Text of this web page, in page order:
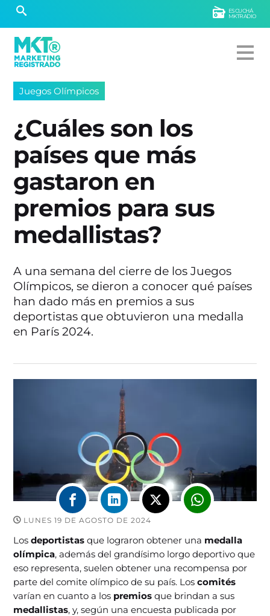
ESCUCHÁ
MKTRADIO
Juegos Olímpicos
¿Cuáles son los
países que más
gastaron en
premios para sus
medallistas?
A una semana del cierre de los Juegos
Olímpicos, se dieron a conocer qué países
han dado más en premios a sus
deportistas que obtuvieron una medalla
en París 2024.
LUNES 19 DE AGOSTO DE 2024
Losdeportistasque lograron obtener una medalla
olímpica, además del grandísimo lorgo deportivo que
eso representa, suelen obtener una recompensa por
parte del comite olímpico de su país. Loscomités
varían en cuanto a los premiosque brindan a sus
medallistas, y, según una encuesta publicada por